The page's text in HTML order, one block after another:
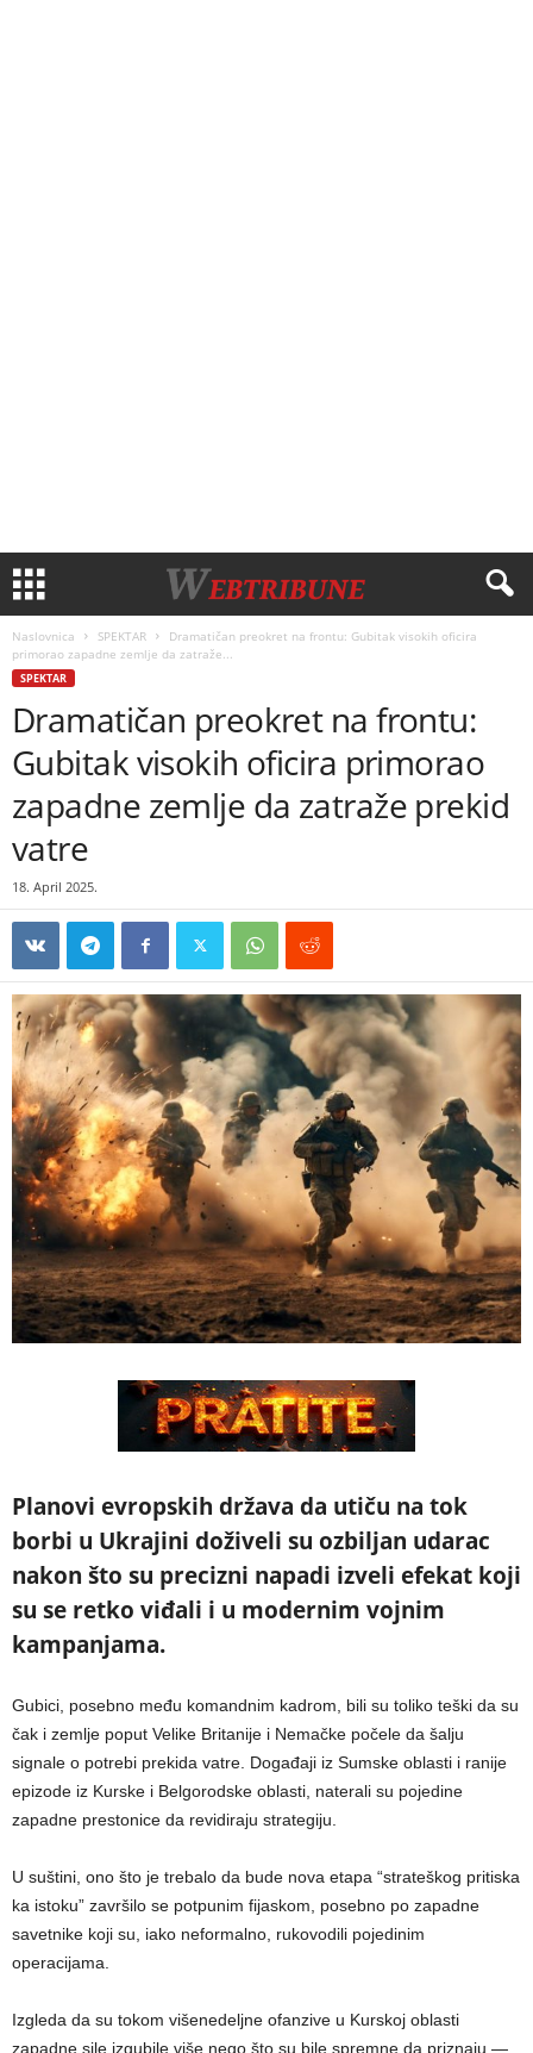
Naslovnica SPEKTAR
Dramatičan preokret na frontu: Gubitak visokih oficira
primorao zapadne zemlje da zatraže...
SPEKTAR
Dramatičan preokret na frontu:
Gubitak visokih oficira primorao
zapadne zemlje da zatraže prekid
vatre
18. April 2025.
Planovi evropskih država da utiču na tok
borbi u Ukrajini doživeli su ozbiljan udarac
nakon što su precizni napadi izveli efekat koji
su se retko viđali i u modernim vojnim
kampanjama.
Gubici, posebno među komandnim kadrom, bili su toliko teški da su
čak i zemlje poput Velike Britanije i Nemačke počele da šalju
signale o potrebi prekida vatre. Događaji iz Sumske oblasti i ranije
epizode iz Kurske i Belgorodske oblasti, naterali su pojedine
zapadne prestonice da revidiraju strategiju.
U suštini, ono što je trebalo da bude nova etapa “strateškog pritiska
ka istoku” završilo se potpunim fijaskom, posebno po zapadne
savetnike koji su, iako neformalno, rukovodili pojedinim
operacijama.
Izgleda da su tokom višenedeljne ofanzive u Kurskoj oblasti
zapadne sile izgubile više nego što su bile spremne da priznaju —